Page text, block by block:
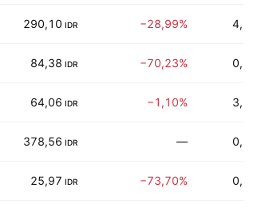
290,10 IDR −28,99% 4,87%
84,38 IDR −70,23% 0,00%
64,06 IDR −1,10% 3,35%
378,56 IDR — 0,00%
25,97 IDR −73,70% 0,09%